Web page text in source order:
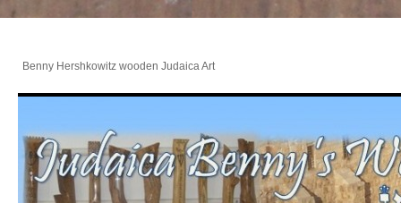
Benny Hershkowitz wooden Judaica Art